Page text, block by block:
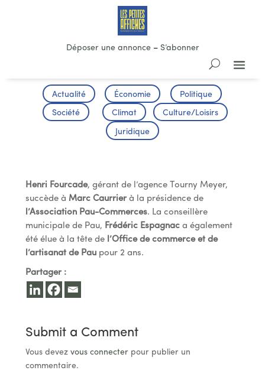
Déposer une annonce– S’abonner
Actualité Économie Politique
Société Climat Culture/Loisirs
Juridique
Henri Fourcade, gérant de l’agence Tourny Meyer,
succède à Marc Caurrierà la présidence de
l’Association Pau-Commerces. La conseillère
municipale de Pau, Frédéric Espagnaca également
été élue à la tête de l’Office de commerce et de
l’artisanat de Paupour 2 ans.
Partager :
Submit a Comment
Vous devez vous connecterpour publier un
commentaire.